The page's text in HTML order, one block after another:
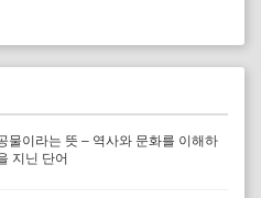
물이라는 뜻 – 역사와 문화를 이해하
지닌 단어